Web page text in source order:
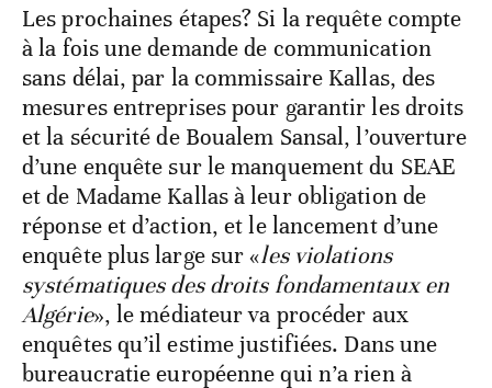
Les prochaines étapes? Si la requête compte
à la fois une demande de communication
sans délai, par la commissaire Kallas, des
mesures entreprises pour garantir les droits
et la sécurité de Boualem Sansal, l’ouverture
d’une enquête sur le manquement du SEAE
et de Madame Kallas à leur obligation de
réponse et d’action, et le lancement d’une
enquête plus large sur «les violations
systématiques des droits fondamentaux en
Algérie», le médiateur va procéder aux
enquêtes qu’il estime justifiées. Dans une
bureaucratie européenne qui n’a rien à